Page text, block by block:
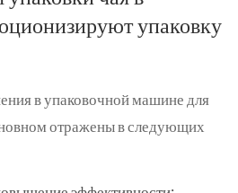
упаковку
в упаковочной машине для
отражены в следующих